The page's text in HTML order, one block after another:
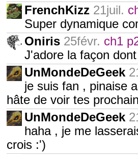
FrenchKizz 21juil.
Super dynamique
Oniris 25févr. ch1
J'adore la façon
UnMondeDeGeek
je suis fan , pinaise
hâte de voir tes
UnMondeDeGeek
haha , je me
crois :')